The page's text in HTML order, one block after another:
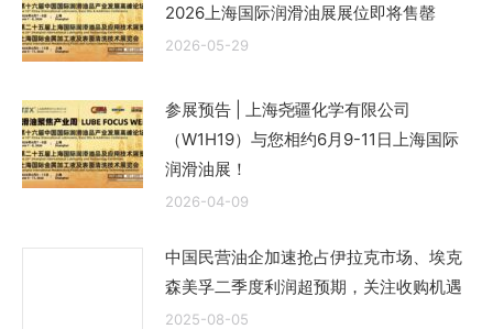
2026上海国际润滑油展展位即将售罄
2026-05-29
参展预告 | 上海尧疆化学有限公司
（W1H19）与您相约6月9-11日上海国际
润滑油展！
2026-04-09
中国民营油企加速抢占伊拉克市场、埃克
森美孚二季度利润超预期，关注收购机遇
2025-08-05